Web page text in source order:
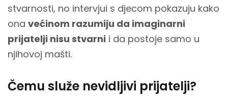
stvarnosti, no intervjui s djecom pokazuju kako
ona većinom razumiju da imaginarni
prijatelji nisu stvarni i da postoje samo u
njihovoj mašti.
Čemu služe nevidljivi prijatelji?